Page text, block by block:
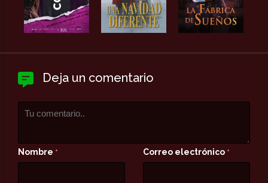
Deja un comentario
Nombre * Correo electrónico *